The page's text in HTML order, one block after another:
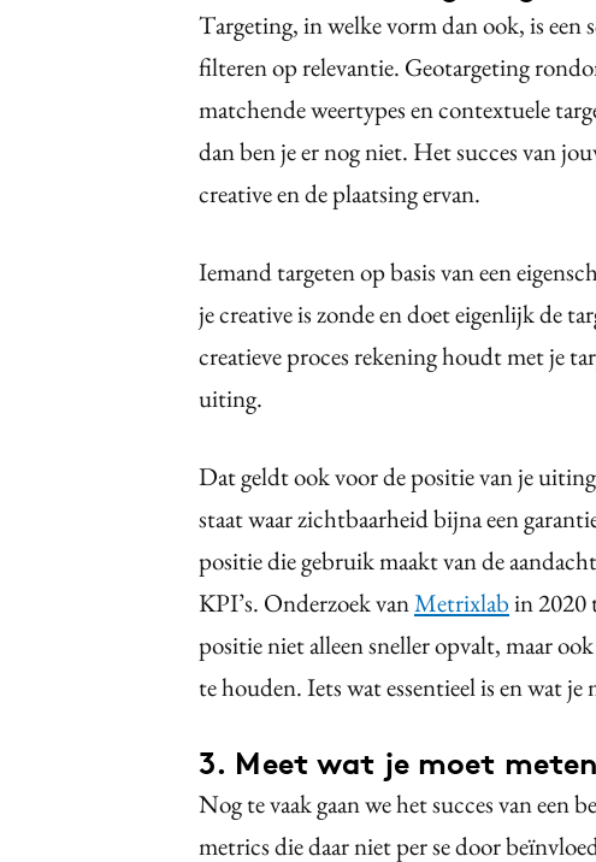
Targeting, in welke vorm dan ook, is
filteren op relevantie. Geotargeting
matchende weertypes en contextuele
dan ben je er nog niet. Het succes van
creative en de plaatsing ervan.
Iemand targeten op basis van een
je creative is zonde en doet eigenlijk de
creatieve proces rekening houdt met je
uiting.
Dat geldt ook voor de positie van je
staat waar zichtbaarheid bijna een
positie die gebruik maakt van de
KPI’s. Onderzoek vanMetrixlabin 2020
positie niet alleen sneller opvalt, maar
te houden. Iets wat essentieel is en wat
3. Meet wat je moet meten
Nog te vaak gaan we het succes van een
metrics die daar niet per se door